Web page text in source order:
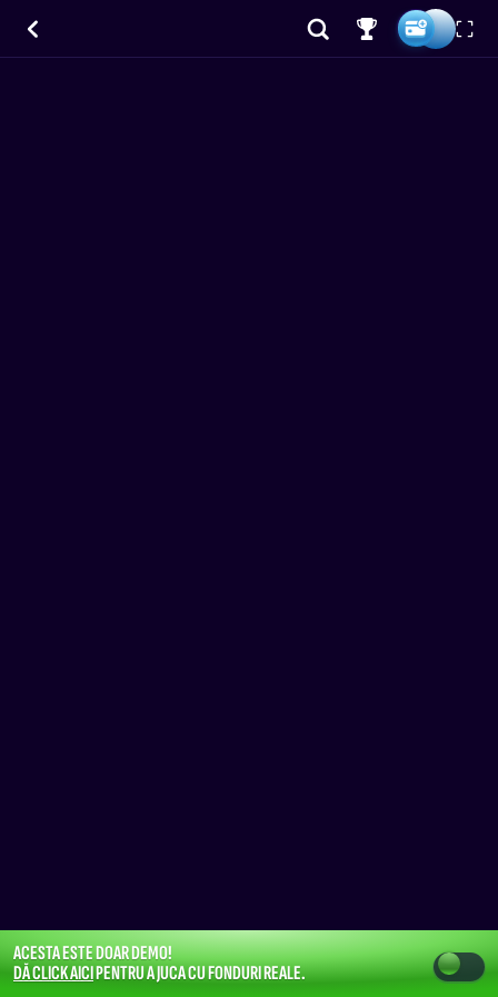
ACESTA ESTE DOAR DEMO!
DĂ CLICK AICIPENTRU A JUCA CU FONDURI REALE.